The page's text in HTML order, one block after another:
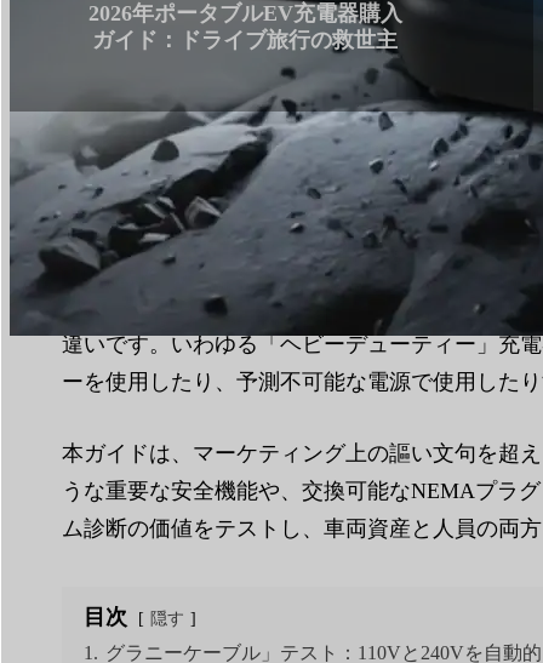
2026年ポータブルEV充電器購入
ガイド：ドライブ旅行の救世主
読書時間： 2290
最適なポータブルEV充電器を見つけることは
違いです。いわゆる「ヘビーデューティー」充
ーを使用したり、予測不可能な電源で使用した
本ガイドは、マーケティング上の謳い文句を超
うな重要な安全機能や、交換可能なNEMAプラ
ム診断の価値をテストし、車両資産と人員の両
目次 隠す
1. グラニーケーブル」テスト：110Vと240Vを自動